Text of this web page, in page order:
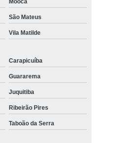
com Micro Ponto
Capilar com Pigmentação
Masculino
nas Entradas
de Calvície
Calvície Natural
Micropigmentação
São Mateus
Vila Matilde
Carapicuíba
Guararema
Juquitiba
Ribeirão Pires
Taboão da Serra